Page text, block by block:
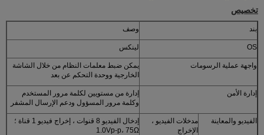
تخصيص
بند وصف
OS لينكس
واجهة عملية الرسومات
يمكن ضبط معلمات النظام من خلال الشاشة
الخارجية ووحدة التحكم عن بعد
إدارة الأمن
إدارة من مستويين لكلمة مرور المستخدم
وكلمة مرور المسؤول ودعم الإرسال المشفر
الفيديو والمعاينة
مدخلات الفيديو ،
الإخراج
إدخال الفيديو 8 قنوات ، إخراج فيديو 1 قناة ؛
1.0Vp-p، 75Ω